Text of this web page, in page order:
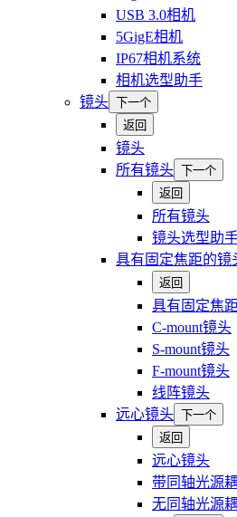
USB 3.0相机
5GigE相机
IP67相机系统
相机选型助手
镜头
下一个
返回
镜头
所有镜头
下一个
返回
所有镜头
镜头选型助
具有固定焦距的镜
返回
具有固定焦
C-mount镜头
S-mount镜头
F-mount镜头
线阵镜头
远心镜头
下一个
返回
远心镜头
带同轴光源
无同轴光源